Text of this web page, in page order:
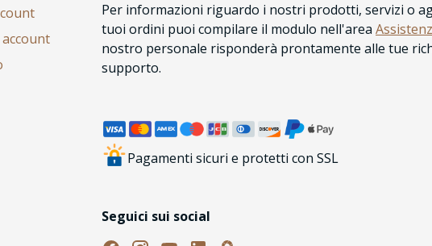
Per informazioni riguardo i nostri prodotti, servizi o
tuoi ordini puoi compilare il modulo nell'area
nostro personale risponderà prontamente alle tue
supporto.
Pagamenti sicuri e protetti con SSL
Seguici sui social